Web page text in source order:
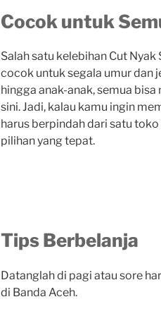
Cocok untuk
Salah satu kelebihan Cut
cocok untuk segala umur dan
hingga anak-anak, semua
sini. Jadi, kalau kamu ingin
harus berpindah dari satu
pilihan yang tepat.
Tips Berbelanja
Datanglah di pagi atau sore
di Banda Aceh.